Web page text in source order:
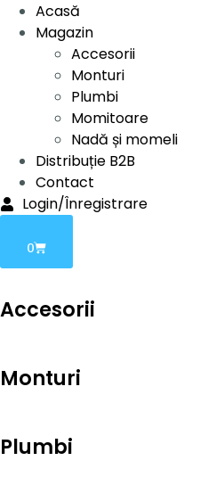
Acasă
Magazin
Accesorii
Monturi
Plumbi
Momitoare
Nadă și momeli
Distribuție B2B
Contact
Login/Înregistrare
0
Accesorii
Monturi
Plumbi